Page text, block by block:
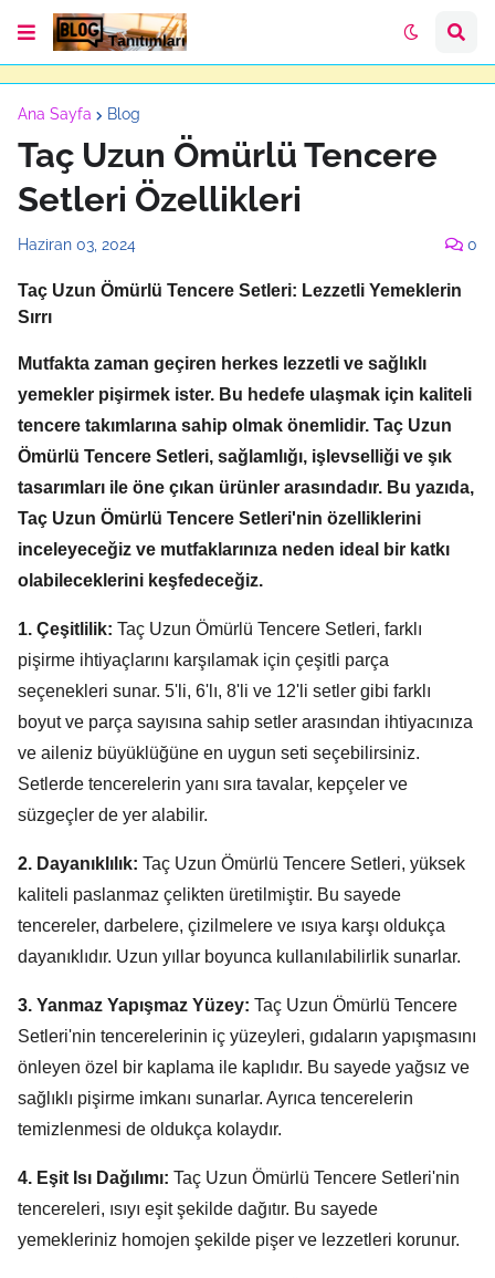
Ana Sayfa Blog
Taç Uzun Ömürlü Tencere
Setleri Özellikleri
Haziran 03, 2024 0
Taç Uzun Ömürlü Tencere Setleri: Lezzetli Yemeklerin
Sırrı
Mutfakta zaman geçiren herkes lezzetli ve sağlıklı
yemekler pişirmek ister. Bu hedefe ulaşmak için kaliteli
tencere takımlarına sahip olmak önemlidir. Taç Uzun
Ömürlü Tencere Setleri, sağlamlığı, işlevselliği ve şık
tasarımları ile öne çıkan ürünler arasındadır. Bu yazıda,
Taç Uzun Ömürlü Tencere Setleri'nin özelliklerini
inceleyeceğiz ve mutfaklarınıza neden ideal bir katkı
olabileceklerini keşfedeceğiz.
1. Çeşitlilik: Taç Uzun Ömürlü Tencere Setleri, farklı
pişirme ihtiyaçlarını karşılamak için çeşitli parça
seçenekleri sunar. 5'li, 6'lı, 8'li ve 12'li setler gibi farklı
boyut ve parça sayısına sahip setler arasından ihtiyacınıza
ve aileniz büyüklüğüne en uygun seti seçebilirsiniz.
Setlerde tencerelerin yanı sıra tavalar, kepçeler ve
süzgeçler de yer alabilir.
2. Dayanıklılık: Taç Uzun Ömürlü Tencere Setleri, yüksek
kaliteli paslanmaz çelikten üretilmiştir. Bu sayede
tencereler, darbelere, çizilmelere ve ısıya karşı oldukça
dayanıklıdır. Uzun yıllar boyunca kullanılabilirlik sunarlar.
3. Yanmaz Yapışmaz Yüzey: Taç Uzun Ömürlü Tencere
Setleri'nin tencerelerinin iç yüzeyleri, gıdaların yapışmasını
önleyen özel bir kaplama ile kaplıdır. Bu sayede yağsız ve
sağlıklı pişirme imkanı sunarlar. Ayrıca tencerelerin
temizlenmesi de oldukça kolaydır.
4. Eşit Isı Dağılımı: Taç Uzun Ömürlü Tencere Setleri'nin
tencereleri, ısıyı eşit şekilde dağıtır. Bu sayede
yemekleriniz homojen şekilde pişer ve lezzetleri korunur.